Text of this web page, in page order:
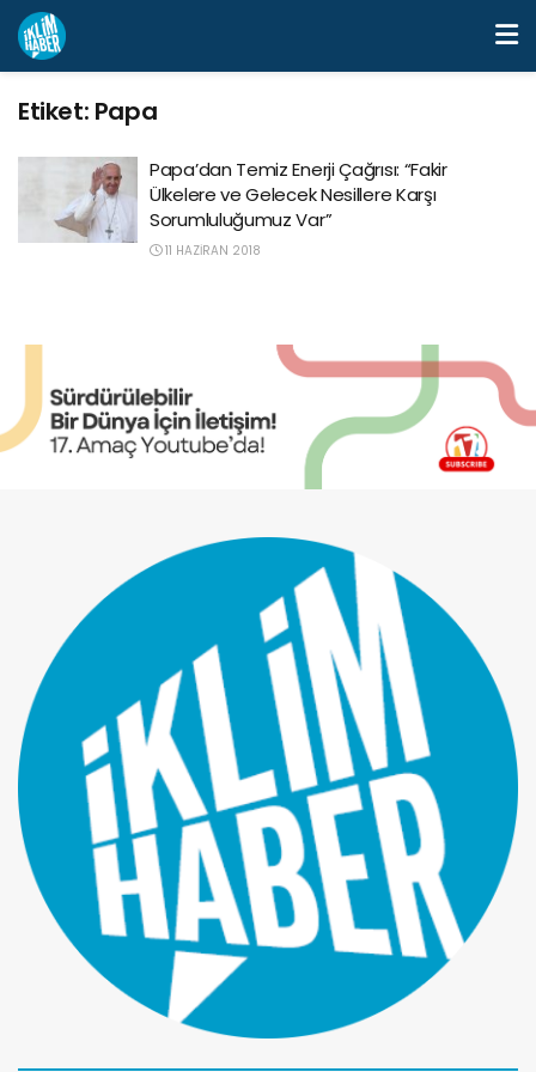
Etiket: Papa
Papa’dan Temiz Enerji Çağrısı: “Fakir
Ülkelere ve Gelecek Nesillere Karşı
Sorumluluğumuz Var”
11 HAZIRAN 2018